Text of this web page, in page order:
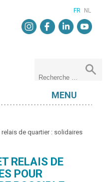
FR NL
MENU
de quartier : solidaires
RELAIS DE
POUR